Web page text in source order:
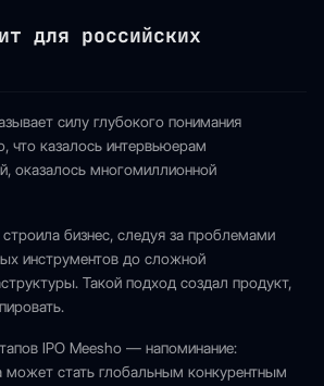
для российских
силу глубокого понимания
что казалось интервьюерам
оказалось многомиллионной
бизнес, следуя за проблемами
инструментов до сложной
Такой подход создал продукт,
IPO Meesho — напоминание:
может стать глобальным конкурентным